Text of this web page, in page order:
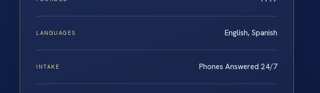
LANGUAGES English, Spanish
INTAKE Phones Answered 24/7